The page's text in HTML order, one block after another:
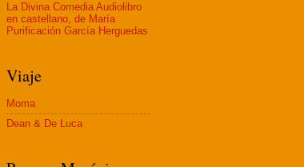
La Divina Comedia Audiolibro
en castellano, de María
Purificación García Herguedas
Viaje
Moma
Dean & De Luca